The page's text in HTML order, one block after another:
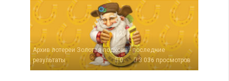
Архив лотереи Золотая подкова - последние
результаты
0 3 036 просмотров